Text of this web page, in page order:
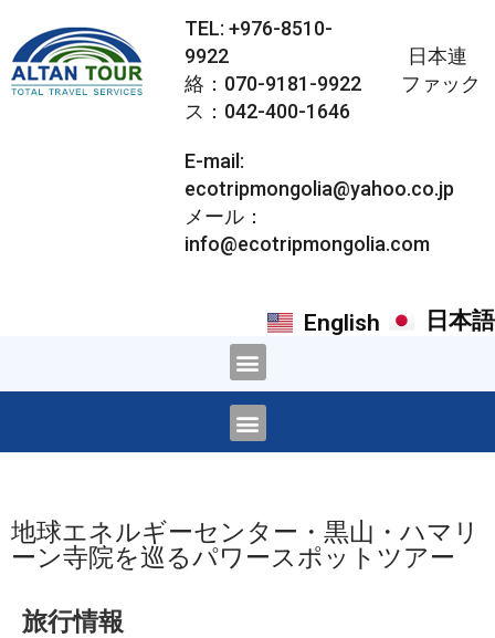
TEL: +976-8510-
9922 日本連
絡：070-9181-9922 ファック
ス：042-400-1646
E-mail:
ecotripmongolia@yahoo.co.jp
メール：
info@ecotripmongolia.com
English 日本語
地球エネルギーセンター・黒山・ハマリ
ーン寺院を巡るパワースポットツアー
旅行情報